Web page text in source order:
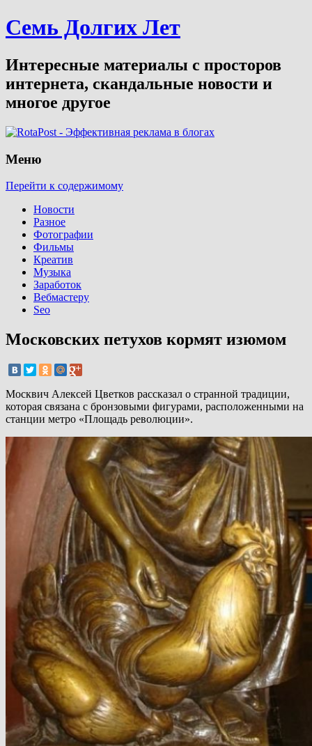
Семь Долгих Лет
Интересные материалы с просторов
интернета, скандальные новости и
многое другое
Меню
Перейти к содержимому
Новости
Разное
Фотографии
Фильмы
Креатив
Музыка
Заработок
Вебмастеру
Seo
Московских петухов кормят изюмом
Москвич Алексей Цветков рассказал о странной традиции,
которая связана с бронзовыми фигурами, расположенными на
станции метро «Площадь революции».